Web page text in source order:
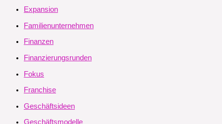
Expansion
Familienunternehmen
Finanzen
Finanzierungsrunden
Fokus
Franchise
Geschäftsideen
Geschäftsmodelle